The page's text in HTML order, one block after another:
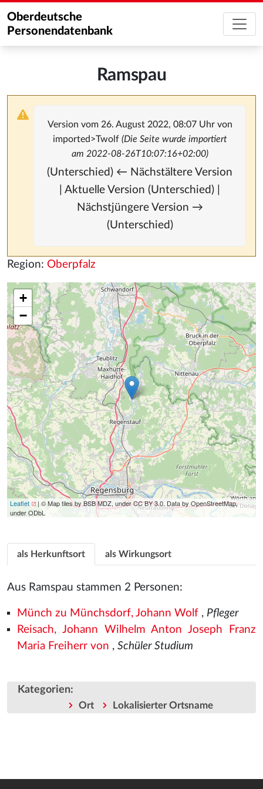
Oberdeutsche
Personendatenbank
Ramspau
Version vom 26. August 2022, 08:07 Uhr von
imported>Twolf (Die Seite wurde importiert
am 2022-08-26T10:07:16+02:00)
(Unterschied) ← Nächstältere Version
| Aktuelle Version (Unterschied) |
Nächstjüngere Version →
(Unterschied)
Region: Oberpfalz
+
−
Leaflet
| © Map tiles by BSB MDZ, under CC BY 3.0. Data by OpenStreetMap,
under ODbL
als Herkunftsort als Wirkungsort
Aus Ramspau stammen 2 Personen:
Münch zu Münchsdorf, Johann Wolf, Pfleger
Reisach, Johann Wilhelm Anton Joseph Franz
Maria Freiherr von , Schüler Studium
Kategorien:
Ort Lokalisierter Ortsname